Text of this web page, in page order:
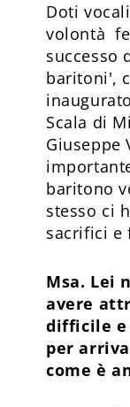
Doti
volontà
successo
baritoni',
Scala di
Giuseppe
baritono
stesso ci
sacrifici e
Msa. Lei
avere
difficile e
per
come è